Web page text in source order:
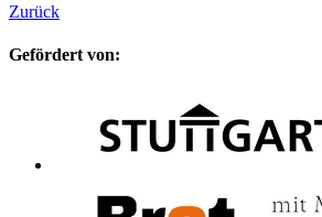
Zurück
Gefördert von: